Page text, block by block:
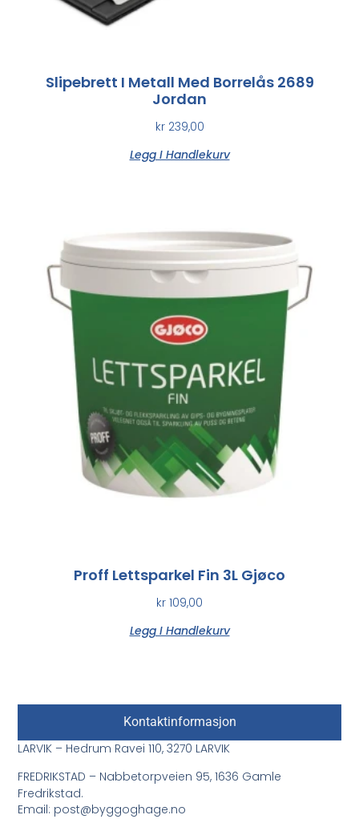
Slipebrett I Metall Med Borrelås 2689
Jordan
kr239,00
Legg I Handlekurv
Proff Lettsparkel Fin 3L Gjøco
kr 109,00
Legg I Handlekurv
Kontaktinformasjon
LARVIK – Hedrum Ravei 110, 3270 LARVIK
FREDRIKSTAD – Nabbetorpveien 95, 1636 Gamle
Fredrikstad.
Email: post@byggoghage.no